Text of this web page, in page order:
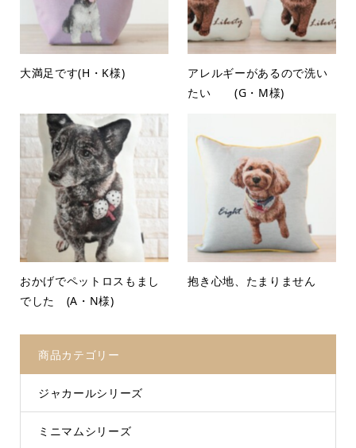
大満足です(H・K様)
アレルギーがあるので洗い
たい (G・M様)
おかげでペットロスもまし
でした (A・N様)
抱き心地、たまりません
商品カテゴリー
ジャカールシリーズ
ミニマムシリーズ